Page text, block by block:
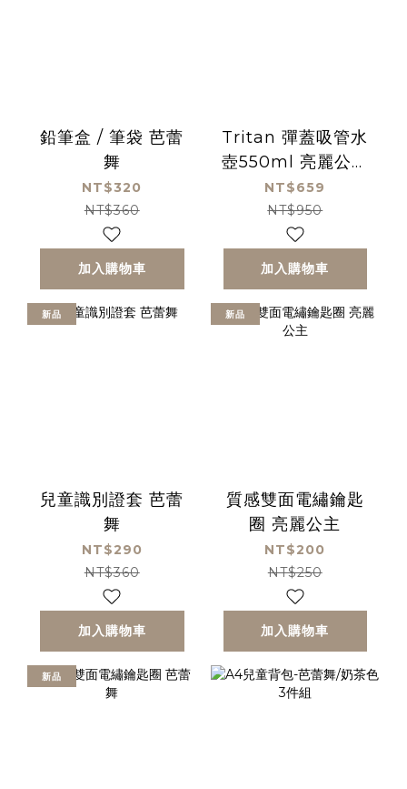
鉛筆盒 / 筆袋 芭蕾
舞
NT$320
NT$360
加入購物車
Tritan 彈蓋吸管水
壺550ml 亮麗公主
附替換吸管
NT$659
NT$950
加入購物車
新品
兒童識別證套 芭蕾
舞
NT$290
NT$360
加入購物車
新品
質感雙面電繡鑰匙
圈 亮麗公主
NT$200
NT$250
加入購物車
新品